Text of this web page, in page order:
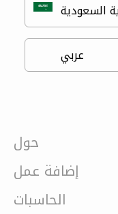
حول
إضافة عمل
الحاسبات